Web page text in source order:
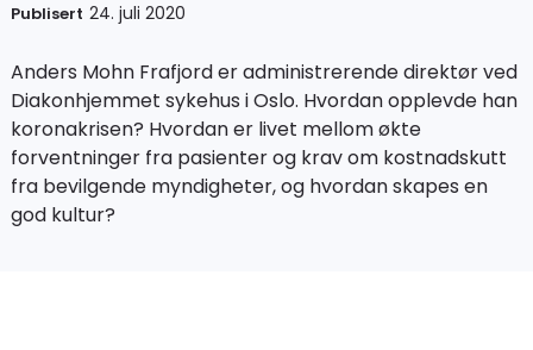
Publisert 24. juli 2020
Anders Mohn Frafjord er administrerende direktør ved
Diakonhjemmet sykehus i Oslo. Hvordan opplevde han
koronakrisen? Hvordan er livet mellom økte
forventninger fra pasienter og krav om kostnadskutt
fra bevilgende myndigheter, og hvordan skapes en
god kultur?